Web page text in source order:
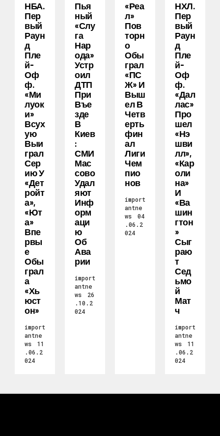
НБА.
Пер
Вый
Раун
Д
Пле
Й-
Оф
Ф.
«Ми
Луок
И»
Всух
Ую
Выи
Грал
Сер
Ию У
«Дет
Ройт
А»,
«Ют
А»
Впе
Рвы
Е
Обы
Грал
А
«Хь
Юст
Он»
import
antne
ws
11
.06.2
024
Пья
Ный
«слу
Га
Нар
Ода»
Устр
Оил
ДТП
При
Въе
Зде
В
Киев
:
СМИ
Мас
Сово
Удал
Яют
Инф
Орм
Аци
Ю
Об
Ава
Рии
import
antne
ws
26
.10.2
024
«Реа
Л»
Пов
Торн
О
Обы
Грал
«ПС
Ж» И
Выш
Ел В
Четв
Ерть
Фин
Ал
Лиги
Чем
Пио
Нов
import
antne
ws
04
.06.2
024
НХЛ.
Пер
Вый
Раун
Д
Пле
Й-
Оф
Ф.
«Дал
Лас»
Про
Шел
«Нэ
Шви
Лл»,
«Кар
Оли
На»
И
«Ва
Шин
Гтон
»
Сыг
Раю
Т
Сед
Ьмо
Й
Мат
Ч
import
antne
ws
11
.06.2
024